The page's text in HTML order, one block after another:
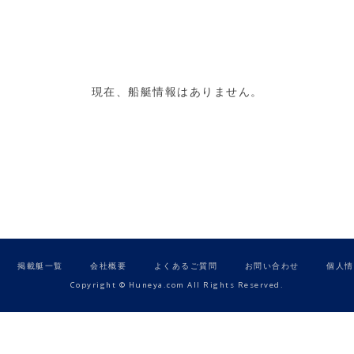
現在、船艇情報はありません。
掲載艇一覧 会社概要 よくあるご質問 お問い合わせ
個人
Copyright © Huneya.com All Rights Reserved.